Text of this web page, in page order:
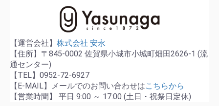
【運営会社】 株式会社 安永
【住所】〒845-0002 佐賀県小城市小城町畑田2626-1 (流
通センター)
【TEL】0952-72-6927
【E-MAIL】メールでのお問い合わせはこちらから
【営業時間】 平日 9:00 ～ 17:00 (土日・祝祭日定休)